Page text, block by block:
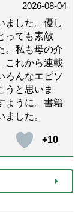
2026-08-04
ました。優し
っても素敵
。私も母の介
これから連載
ろんなエピソ
うと思いま
ように。書籍
した。
+10